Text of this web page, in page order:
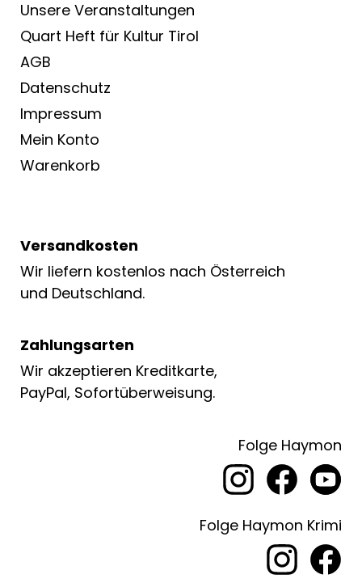
Unsere Veranstaltungen
Quart Heft für Kultur Tirol
AGB
Datenschutz
Impressum
Mein Konto
Warenkorb
Versandkosten
Wir liefern kostenlos nach Österreich
und Deutschland.
Zahlungsarten
Wir akzeptieren Kreditkarte,
PayPal, Sofortüberweisung.
Folge Haymon
Folge Haymon Krimi